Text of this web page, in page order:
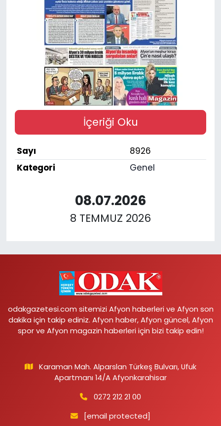
İçeriği Oku
Sayı
8926
Kategori
Genel
08.07.2026
8 TEMMUZ 2026
odakgazetesi.com sitemizi Afyon haberleri ve Afyon son
dakika için takip ediniz. Afyon haber, Afyon güncel, Afyon
spor ve Afyon magazin haberleri için bizi takip edin!
Karaman Mah. Alparslan Türkeş Bulvarı, Ufuk
Apartmanı 14/A Afyonkarahisar
0272 212 21 00
[email protected]
SPOR
11:11 MANŞET